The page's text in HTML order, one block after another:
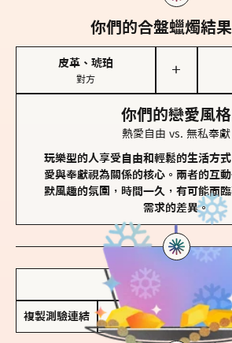
你們的合盤蠟燭結
皮革、琥珀
對方
＋
你們的戀愛風格
熱愛自由 vs. 無私奉獻
玩樂型的人享受自由和輕鬆的生活方
愛與奉獻視為關係的核心。兩者的互
默風趣的氛圍，時間一久，有可能面
需求的差異。
儲存我的結果圖
複製測驗連結 查看香氛類型